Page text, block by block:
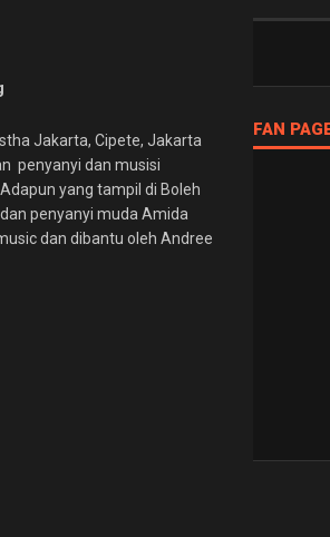
Jakarta, Cipete, Jakarta
penyanyi dan musisi
yang tampil di Boleh
penyanyi muda Amida
dan dibantu oleh Andree
FAN